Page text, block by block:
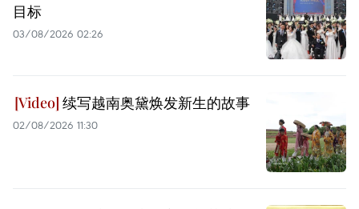
目标
03/08/2026 02:26
续写越南奥黛焕发新生的故事
02/08/2026 11:30